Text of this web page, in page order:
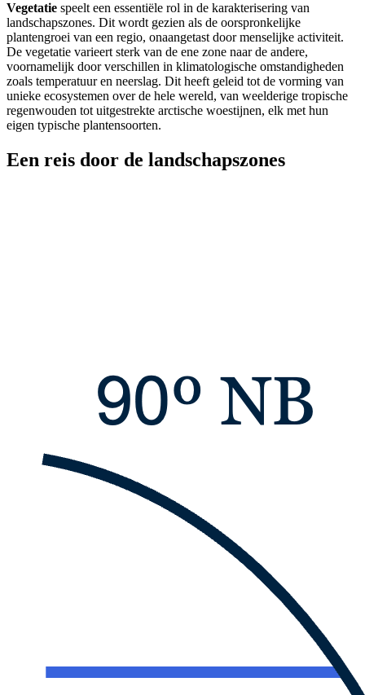
Vegetatie speelt een essentiële rol in de karakterisering van
landschapszones. Dit wordt gezien als de oorspronkelijke
plantengroei van een regio, onaangetast door menselijke activiteit.
De vegetatie varieert sterk van de ene zone naar de andere,
voornamelijk door verschillen in klimatologische omstandigheden
zoals temperatuur en neerslag. Dit heeft geleid tot de vorming van
unieke ecosystemen over de hele wereld, van weelderige tropische
regenwouden tot uitgestrekte arctische woestijnen, elk met hun
eigen typische plantensoorten.
Een reis door de landschapszones